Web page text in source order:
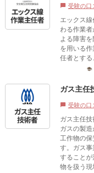
chat_bubble 受験の口
エックス
わる作業
よる障害
を用いる
任者とする
school
ガス主任
chat_bubble 受験の口
ガス主任
ガスの製
工作物の
す。ガス
すること
物を扱う